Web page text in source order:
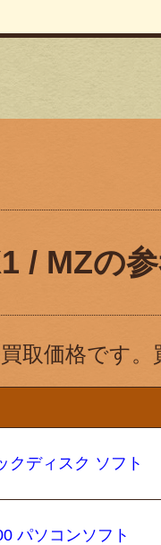
/ MZの
取価格です。
クディスク ソフト
パソコンソフト